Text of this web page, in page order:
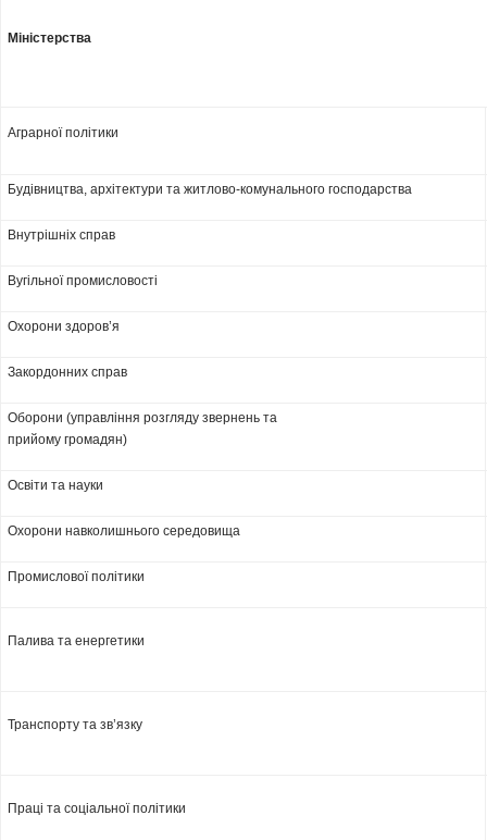
Міністерства
Аграрної політики
Будівництва, архітектури та житлово-комунального господарства
Внутрішніх справ
Вугільної промисловості
Охорони здоров’я
Закордонних справ
Оборони (управління розгляду звернень та
прийому громадян)
Освіти та науки
Охорони навколишнього середовища
Промислової політики
Палива та енергетики
Транспорту та зв’язку
Праці та соціальної політики